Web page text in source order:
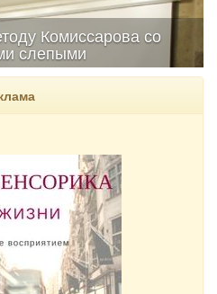
Комиссарова со
слепыми